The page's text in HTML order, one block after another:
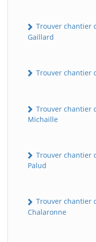
Trouver chantier
Gaillard
Trouver chantier
Trouver chantier
Michaille
Trouver chantier
Palud
Trouver chantier
Chalaronne